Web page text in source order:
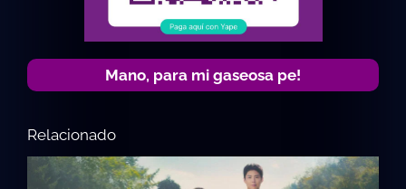
Mano, para mi gaseosa pe!
Relacionado